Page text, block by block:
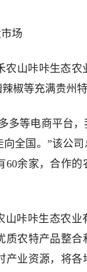
场
农山咔咔生态
椒等充满贵州
多等电商平台
全国。”该公
余家，合作的
山咔咔生态农
质农特产品整
业资源，将各